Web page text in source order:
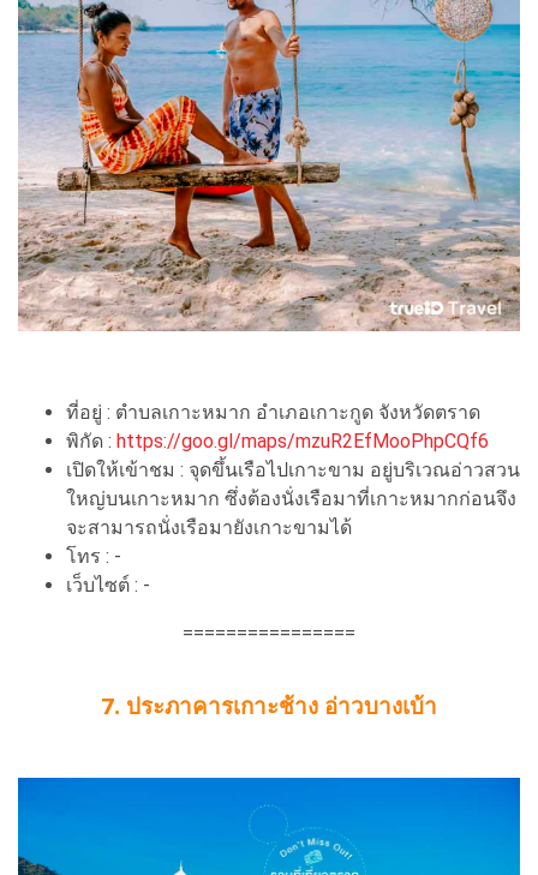
ที่อยู่ : ตำบลเกาะหมาก อำเภอเกาะกูด จังหวัดตราด
พิกัด : https://goo.gl/maps/mzuR2EfMooPhpCQf6
เปิดให้เข้าชม : จุดขึ้นเรือไปเกาะขาม อยู่บริเวณอ่าวสวน
ใหญ่บนเกาะหมาก ซึ่งต้องนั่งเรือมาที่เกาะหมากก่อนจึง
จะสามารถนั่งเรือมายังเกาะขามได้
โทร : -
เว็บไซต์ : -
================
7. ประภาคารเกาะช้าง อ่าวบางเบ้า